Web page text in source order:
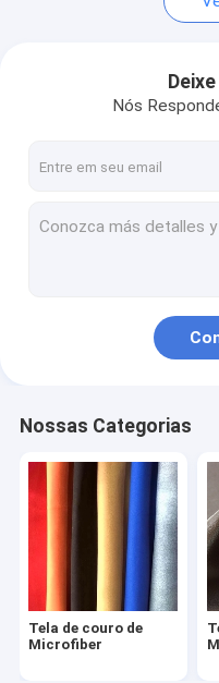
Tela de couro de
Tela de couro do
Couro sintético do
Couro automotivo de
Sacos de couro
Fato de couro feito
Bens ostentando de
Nós
Nossas Categorias
Tela de couro de
Microfiber